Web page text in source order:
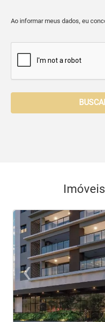
Ao informar meus dados, eu
‹